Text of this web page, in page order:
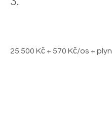
25.500 Kč + 570 Kč/os + plyn